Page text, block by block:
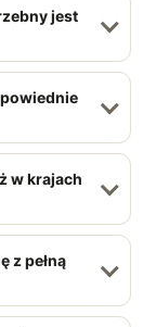
jest
w krajach
z pełną